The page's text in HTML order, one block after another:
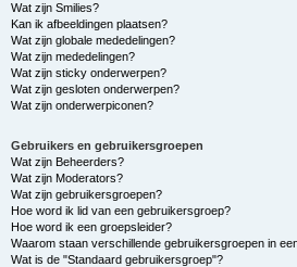
Wat zijn Smilies?
Kan ik afbeeldingen plaatsen?
Wat zijn globale mededelingen?
Wat zijn mededelingen?
Wat zijn sticky onderwerpen?
Wat zijn gesloten onderwerpen?
Wat zijn onderwerpiconen?
Gebruikers en gebruikersgroepen
Wat zijn Beheerders?
Wat zijn Moderators?
Wat zijn gebruikersgroepen?
Hoe word ik lid van een gebruikersgroep?
Hoe word ik een groepsleider?
Waarom staan verschillende gebruikersgroepen in
Wat is de "Standaard gebruikersgroep"?